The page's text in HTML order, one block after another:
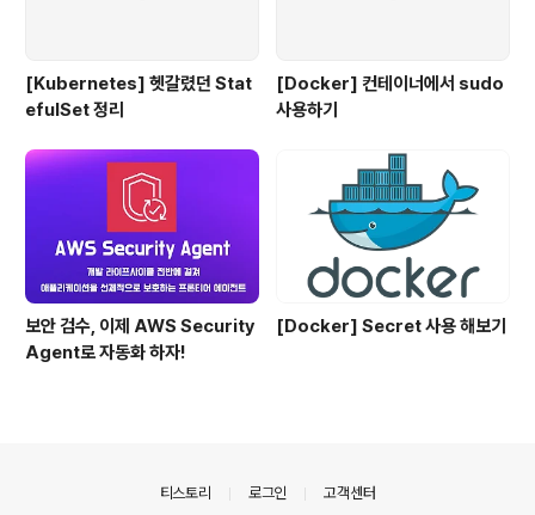
[Kubernetes] 헷갈렸던 Stat
efulSet 정리
[Docker] 컨테이너에서 sudo
사용하기
보안 검수, 이제 AWS Security
Agent로 자동화 하자!
[Docker] Secret 사용 해보기
티스토리 로그인 고객센터